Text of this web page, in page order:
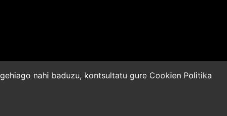
nahi baduzu, kontsultatu gure Cookien Politika